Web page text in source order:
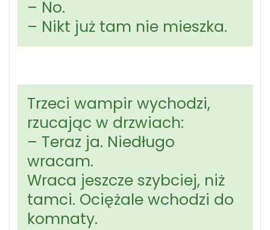
– No.
– Nikt już tam nie mieszka.
Trzeci wampir wychodzi,
rzucając w drzwiach:
– Teraz ja. Niedługo
wracam.
Wraca jeszcze szybciej, niż
tamci. Ociężale wchodzi do
komnaty.